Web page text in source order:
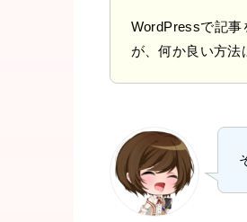
WordPressで記事
が、何か良い方法